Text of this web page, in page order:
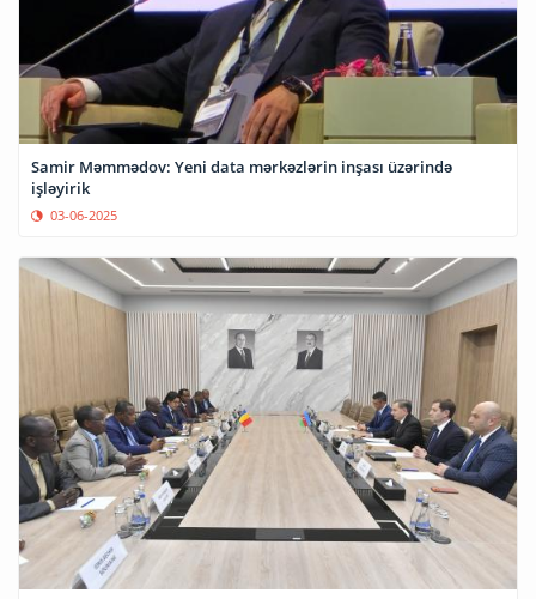
Samir Məmmədov: Yeni data mərkəzlərin inşası üzərində
işləyirik
03-06-2025